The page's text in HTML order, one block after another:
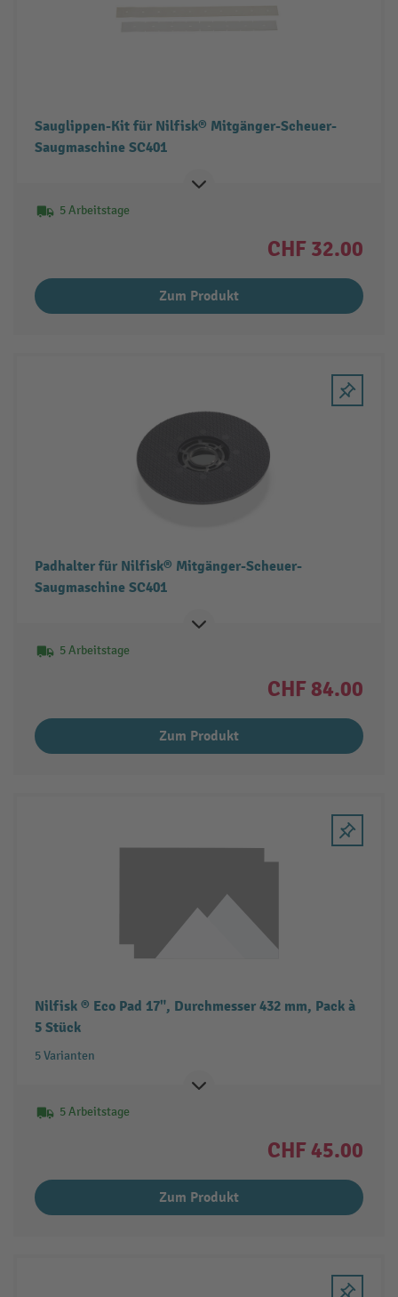
Sauglippen-Kit für Nilfisk® Mitgänger-Scheuer-
Saugmaschine SC401
5 Arbeitstage
CHF 32.00
Zum Produkt
Padhalter für Nilfisk® Mitgänger-Scheuer-
Saugmaschine SC401
5 Arbeitstage
CHF 84.00
Zum Produkt
Nilfisk ® Eco Pad 17", Durchmesser 432 mm, Pack à
5 Stück
5 Varianten
5 Arbeitstage
CHF 45.00
Zum Produkt